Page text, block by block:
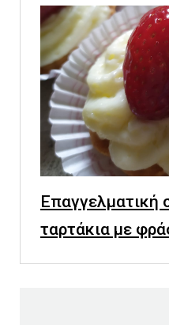
Επαγγελματική
ταρτάκια με